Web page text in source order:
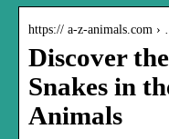
https:// a-z-animals.com ›
Discover
Snakes in
Animals